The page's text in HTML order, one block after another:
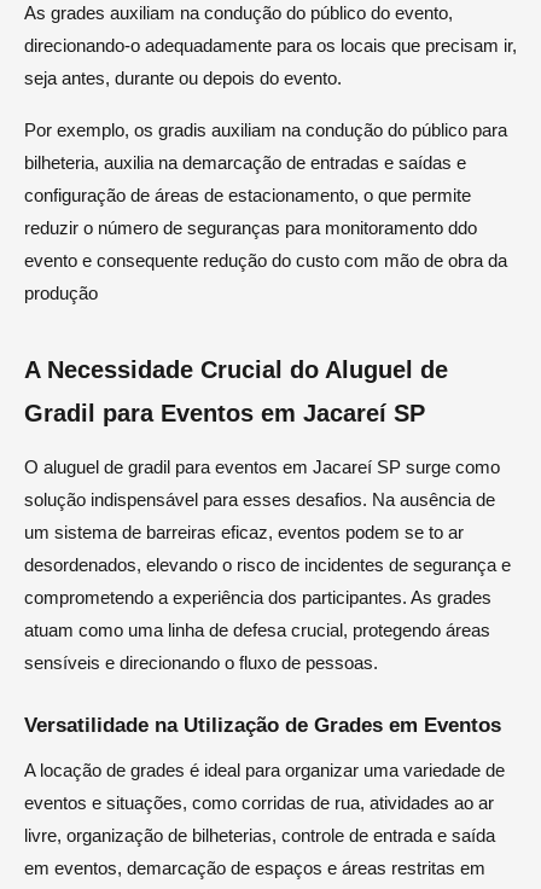
As grades auxiliam na condução do público do evento,
direcionando-o adequadamente para os locais que precisam ir,
seja antes, durante ou depois do evento.
Por exemplo, os gradis auxiliam na condução do público para
bilheteria, auxilia na demarcação de entradas e saídas e
configuração de áreas de estacionamento, o que permite
reduzir o número de seguranças para monitoramento ddo
evento e consequente redução do custo com mão de obra da
produção
A Necessidade Crucial do Aluguel de
Gradil para Eventos em Jacareí SP
O aluguel de gradil para eventos em Jacareí SP surge como
solução indispensável para esses desafios. Na ausência de
um sistema de barreiras eficaz, eventos podem se to ar
desordenados, elevando o risco de incidentes de segurança e
comprometendo a experiência dos participantes. As grades
atuam como uma linha de defesa crucial, protegendo áreas
sensíveis e direcionando o fluxo de pessoas.
Versatilidade na Utilização de Grades em Eventos
A locação de grades é ideal para organizar uma variedade de
eventos e situações, como corridas de rua, atividades ao ar
livre, organização de bilheterias, controle de entrada e saída
em eventos, demarcação de espaços e áreas restritas em